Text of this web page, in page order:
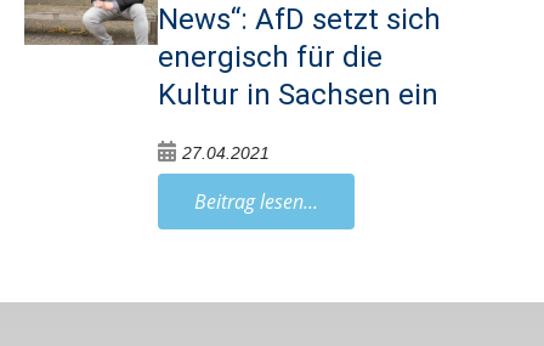
News“: AfD setzt sich
energisch für die
Kultur in Sachsen ein
27.04.2021
Beitrag lesen...